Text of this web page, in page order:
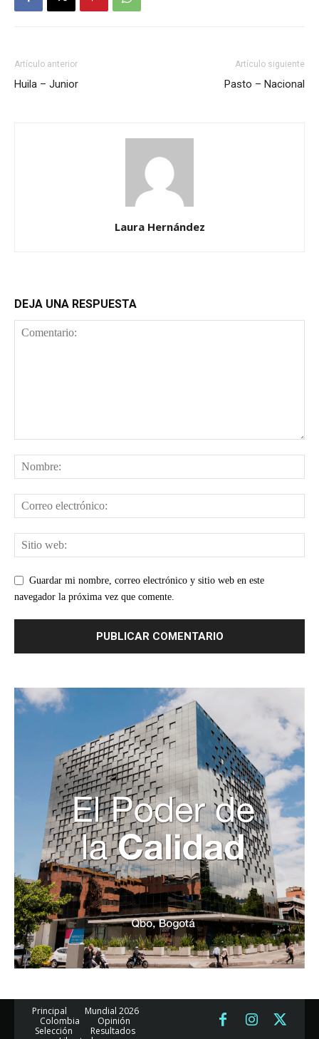
Artículo anterior
Huila – Junior
Artículo siguiente
Pasto – Nacional
Laura Hernández
DEJA UNA RESPUESTA
Guardar mi nombre, correo electrónico y sitio web en este
navegador la próxima vez que comente.
Principal
Mundial 2026
Colombia
Opinión
Selección
Resultados